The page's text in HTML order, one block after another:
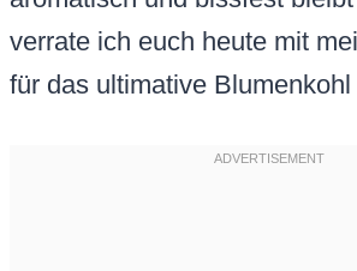
verrate ich euch heute mit
für das ultimative Blumenkohl